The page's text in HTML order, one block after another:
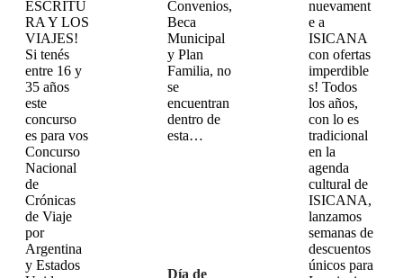
Convenios,
Beca
Municipal
y Plan
Familia, no
se
encuentran
dentro de
esta…
ESCRITU
RA Y LOS
VIAJES!
Si tenés
entre 16 y
35 años
este
concurso
es para vos
Concurso
Nacional
de
Crónicas
de Viaje
por
Argentina
y Estados
nuevament
e a
ISICANA
con ofertas
imperdible
s! Todos
los años,
con lo es
tradicional
en la
agenda
cultural de
ISICANA,
lanzamos
semanas de
descuentos
únicos para
Día de